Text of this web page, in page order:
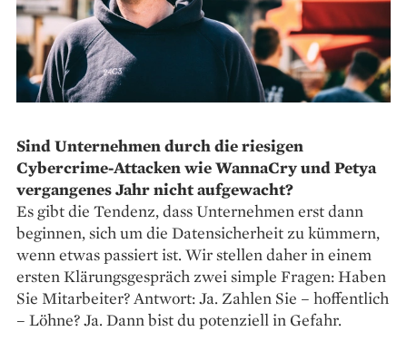
Sind Unternehmen durch die riesigen
Cybercrime-Attacken wie WannaCry und Petya
vergangenes Jahr nicht aufgewacht?
Es gibt die Tendenz, dass Unternehmen erst dann
beginnen, sich um die Datensicherheit zu kümmern,
wenn etwas passiert ist. Wir stellen daher in einem
ersten Klärungsgespräch zwei simple Fragen: Haben
Sie Mitarbeiter? Antwort: Ja. Zahlen Sie – hoffentlich
– Löhne? Ja. Dann bist du potenziell in Gefahr.